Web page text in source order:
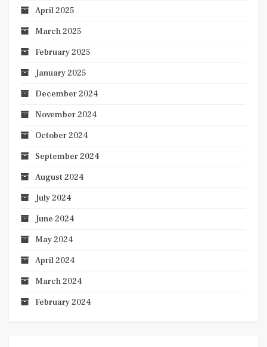
April 2025
March 2025
February 2025
January 2025
December 2024
November 2024
October 2024
September 2024
August 2024
July 2024
June 2024
May 2024
April 2024
March 2024
February 2024